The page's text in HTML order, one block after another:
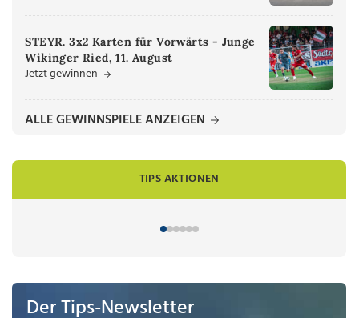
STEYR. 3x2 Karten für Vorwärts - Junge
Wikinger Ried, 11. August
Jetzt gewinnen
ALLE GEWINNSPIELE ANZEIGEN
TIPS AKTIONEN
Der Tips-Newsletter